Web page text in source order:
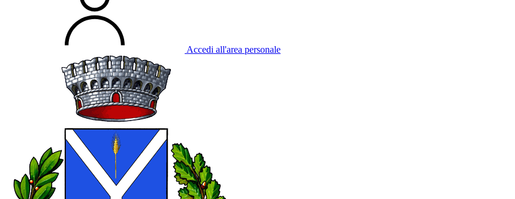
Accedi all'area personale